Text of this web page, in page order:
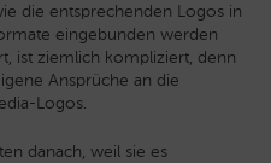
die entsprechenden Logos in
eingebunden werden
ist ziemlich kompliziert, denn
Ansprüche an die
Logos.
danach, weil sie es